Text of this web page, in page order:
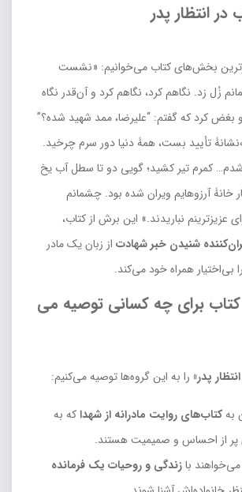
انتظار پدر
بخش‌های کتاب می‌خوانیم: «نشست
زُل زد. نگاهم کرد، نگاهم کرد و آن‌قدر نگاه
بغض کرد که گفتم: “علیرضا، ممد شهید شده؟”
تأیید بست، همۀ دنیا دور سرم چرخید.
کمرم تیر کشید؛ گویی دو تا سطل آب یخ
خانۀ آرزوهایم ویران شده بود. چشمانم
عزیزترینم نباریدند.» این برش از کتاب،
شنیدن خبر شهادت از زبان یک مادر
بی‌اختیار همراه خود می‌کند.
برای چه کسانی توصیه می
پدر» را به این گروه‌ها توصیه می‌کنیم:
بهکتاب‌های روایت مادرانه از شهداکه به
پر از احساس و صمیمیت هستند.
بازندگی و روحیات یک فرمانده